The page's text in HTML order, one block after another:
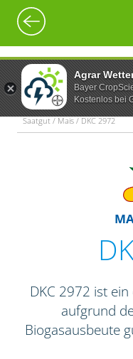
Agrar
Bayer
Kostenlos bei
Saatgut / Mais / DKC 2972
DKC 2972 ist
aufgrund
Biogasausbeute